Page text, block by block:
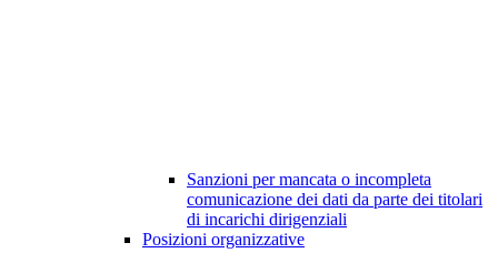
Sanzioni per mancata o incompleta
comunicazione dei dati da parte dei titolari
di incarichi dirigenziali
Posizioni organizzative